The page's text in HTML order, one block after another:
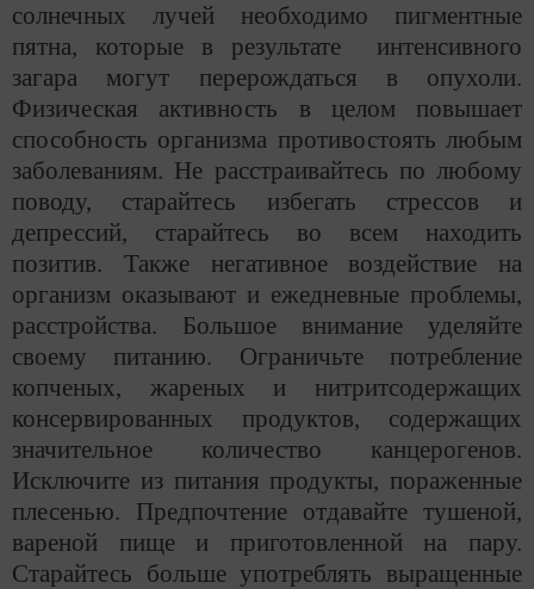
солнечных лучей необходимо пигментные
пятна, которые в результате интенсивного
загара могут перерождаться в опухоли.
Физическая активность в целом повышает
способность организма противостоять любым
заболеваниям. Не расстраивайтесь по любому
поводу, старайтесь избегать стрессов и
депрессий, старайтесь во всем находить
позитив. Также негативное воздействие на
организм оказывают и ежедневные проблемы,
расстройства. Большое внимание уделяйте
своему питанию. Ограничьте потребление
копченых, жареных и нитритсодержащих
консервированных продуктов, содержащих
значительное количество канцерогенов.
Исключите из питания продукты, пораженные
плесенью. Предпочтение отдавайте тушеной,
вареной пище и приготовленной на пару.
Старайтесь больше употреблять выращенные